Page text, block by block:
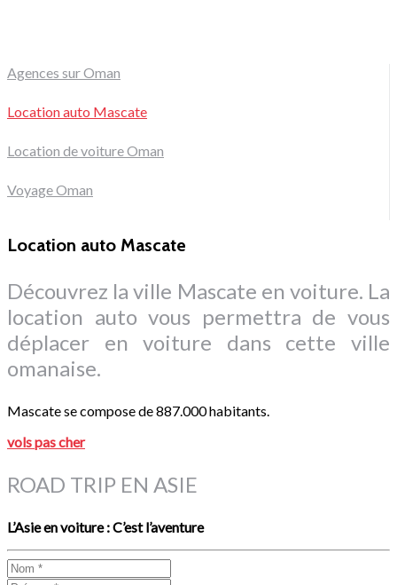
Agences sur Oman
Location auto Mascate
Location de voiture Oman
Voyage Oman
Location auto Mascate
Découvrez la ville Mascate en voiture. La
location auto vous permettra de vous
déplacer en voiture dans cette ville
omanaise.
Mascate se compose de 887.000 habitants.
vols pas cher
ROAD TRIP EN ASIE
L’Asie en voiture : C’est l’aventure